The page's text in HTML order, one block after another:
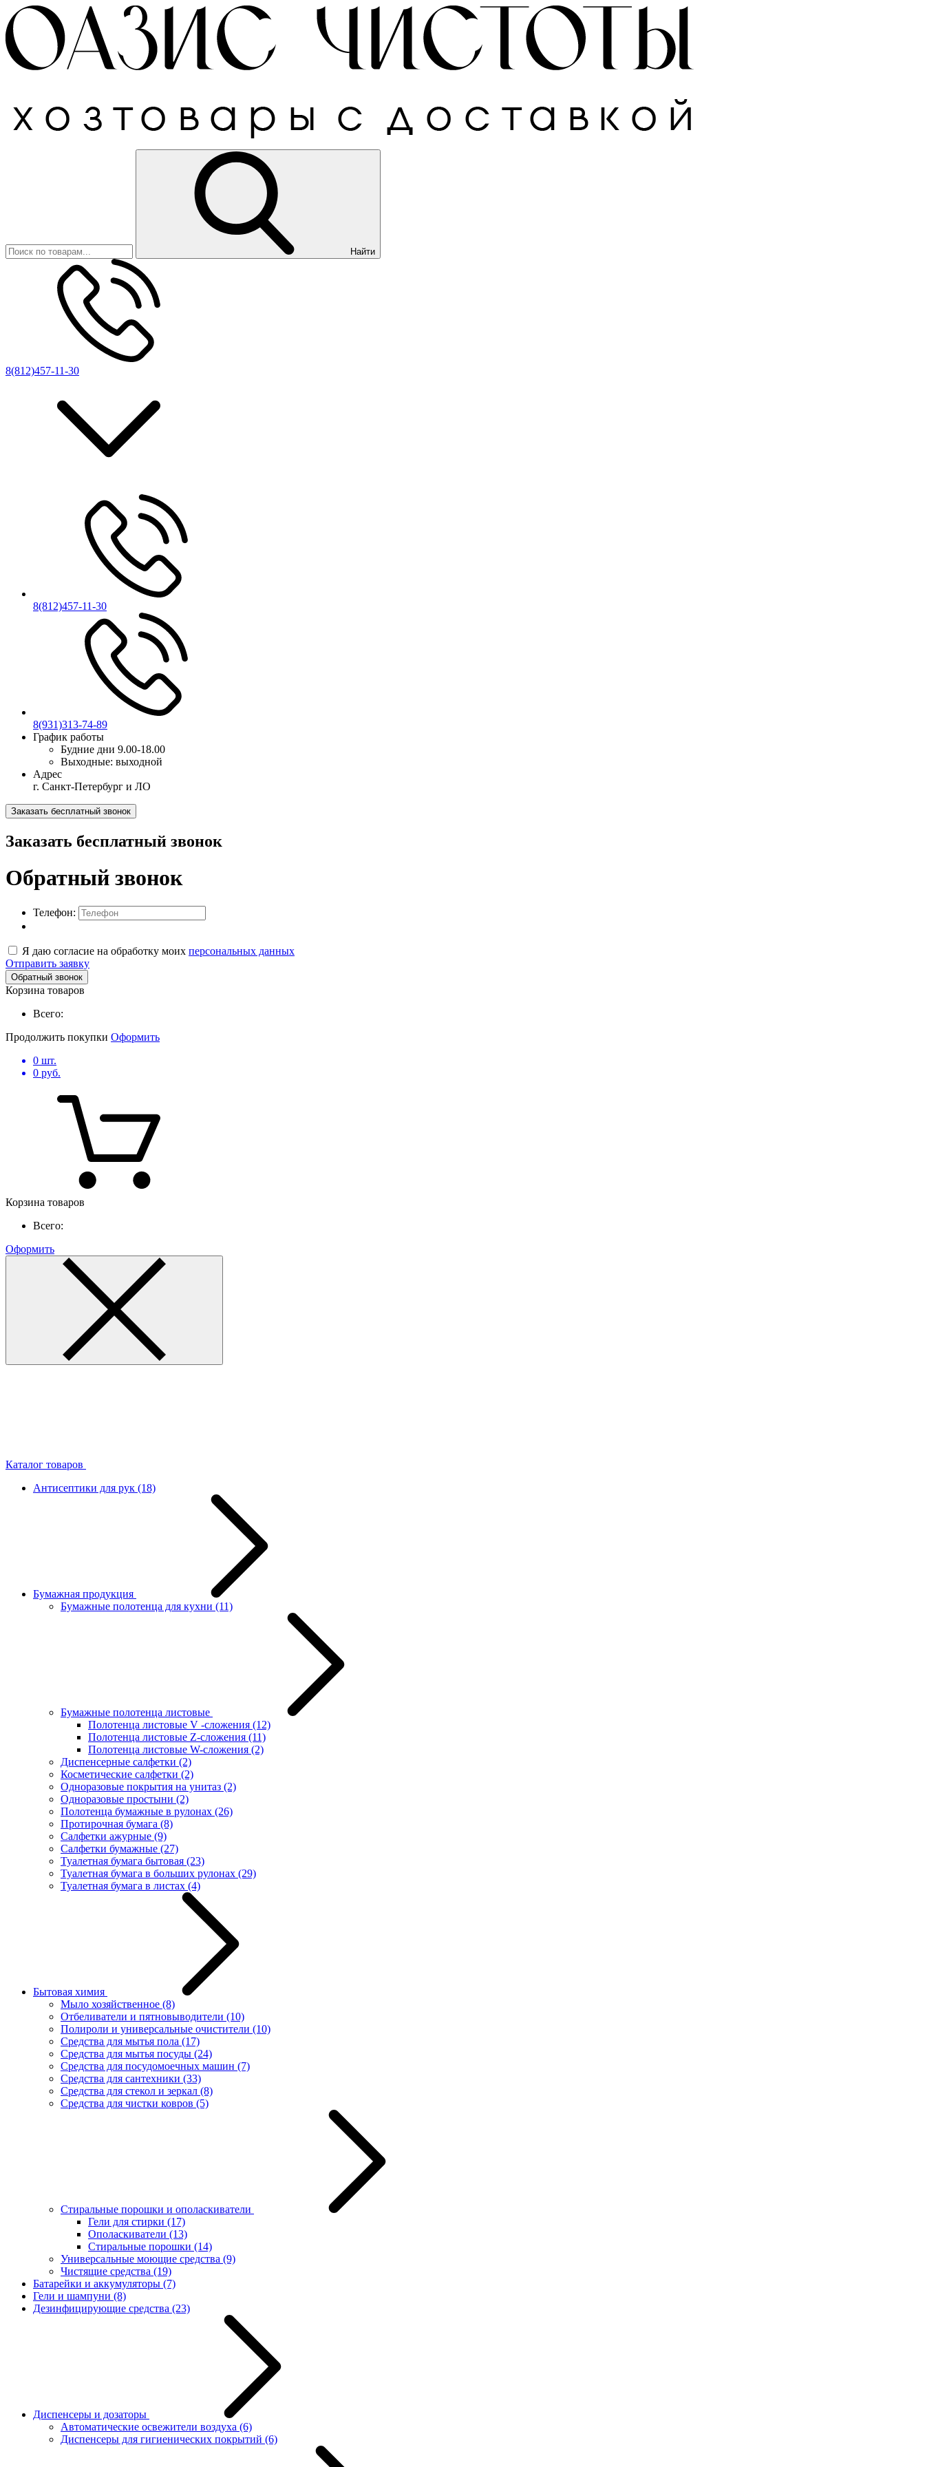
Найти
8(812)457-11-30
8(812)457-11-30
8(931)313-74-89
График работы
Будние дни 9.00-18.00
Выходные: выходной
Адрес
г. Санкт-Петербург и ЛО
Заказать бесплатный звонок
Заказать бесплатный звонок
Обратный звонок
Телефон:
Я даю согласие на обработку моих персональных данных
Отправить заявку
Обратный звонок
Корзина товаров
Всего:
Продолжить покупки Оформить
0 шт.
0 руб.
Корзина товаров
Всего:
Оформить
Каталог товаров
Антисептики для рук (18)
Бумажная продукция
Бумажные полотенца для кухни (11)
Бумажные полотенца листовые
Полотенца листовые V -сложения (12)
Полотенца листовые Z-сложения (11)
Полотенца листовые W-сложения (2)
Диспенсерные салфетки (2)
Косметические салфетки (2)
Одноразовые покрытия на унитаз (2)
Одноразовые простыни (2)
Полотенца бумажные в рулонах (26)
Протирочная бумага (8)
Салфетки ажурные (9)
Салфетки бумажные (27)
Туалетная бумага бытовая (23)
Туалетная бумага в больших рулонах (29)
Туалетная бумага в листах (4)
Бытовая химия
Мыло хозяйственное (8)
Отбеливатели и пятновыводители (10)
Полироли и универсальные очистители (10)
Средства для мытья пола (17)
Средства для мытья посуды (24)
Средства для посудомоечных машин (7)
Средства для сантехники (33)
Средства для стекол и зеркал (8)
Средства для чистки ковров (5)
Стиральные порошки и ополаскиватели
Гели для стирки (17)
Ополаскиватели (13)
Стиральные порошки (14)
Универсальные моющие средства (9)
Чистящие средства (19)
Батарейки и аккумуляторы (7)
Гели и шампуни (8)
Дезинфицирующие средства (23)
Диспенсеры и дозаторы
Автоматические освежители воздуха (6)
Диспенсеры для гигиенических покрытий (6)